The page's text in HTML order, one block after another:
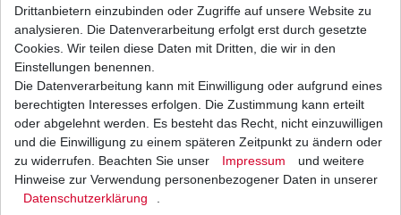
Versand
Ab einem Warenwert von
500 Euro versenden wir
die Ware kostenlos zu
Bezahlarten
Vorkasse
Barzahlung bei Abholung in
53783 Eitorf (
Bitte
unbedingt Termin
Drittanbietern einzubinden oder Zugriffe auf unsere Website zu
analysieren. Die Datenverarbeitung erfolgt erst durch gesetzte
Cookies. Wir teilen diese Daten mit Dritten, die wir in den
Einstellungen benennen.
Die Datenverarbeitung kann mit Einwilligung oder aufgrund eines
berechtigten Interesses erfolgen. Die Zustimmung kann erteilt
oder abgelehnt werden. Es besteht das Recht, nicht einzuwilligen
und die Einwilligung zu einem späteren Zeitpunkt zu ändern oder
zu widerrufen. Beachten Sie unser
Impressum
und weitere
Hinweise zur Verwendung personenbezogener Daten in unserer
Daten­schutz­erklärung